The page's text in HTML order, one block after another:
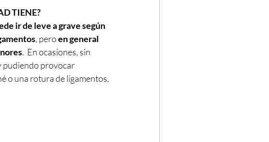
TIENE?
ir de leve a grave según
, pero en general
.  En ocasiones, sin
pudiendo provocar
o una rotura de ligamentos,